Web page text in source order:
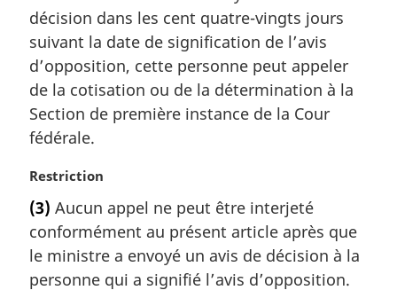
g
i
n
a
l
e
:
décision dans les cent quatre-vingts jours
suivant la date de signification de l’avis
d’opposition, cette personne peut appeler
de la cotisation ou de la détermination à la
Section de première instance de la Cour
fédérale.
N
t
e
m
a
r
Restriction
(3) Aucun appel ne peut être interjeté
conformément au présent article après que
le ministre a envoyé un avis de décision à la
personne qui a signifié l’avis d’opposition.